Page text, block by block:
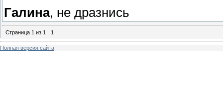
Галина, не дразнись
Страница 1 из 1 1
Полная версия сайта